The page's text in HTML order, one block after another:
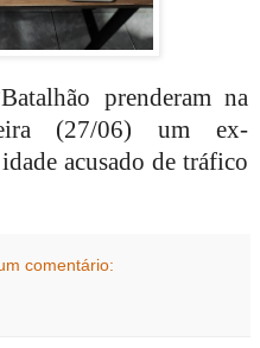
prenderam na
(27/06) um ex-
acusado de tráfico
comentário: